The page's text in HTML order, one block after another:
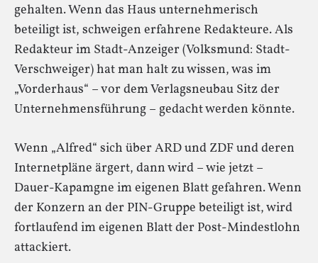
gehalten. Wenn das Haus unternehmerisch
beteiligt ist, schweigen erfahrene Redakteure. Als
Redakteur im Stadt-Anzeiger (Volksmund: Stadt-
Verschweiger) hat man halt zu wissen, was im
„Vorderhaus“ – vor dem Verlagsneubau Sitz der
Unternehmensführung – gedacht werden könnte.
Wenn „Alfred“ sich über ARD und ZDF und deren
Internetpläne ärgert, dann wird – wie jetzt –
Dauer-Kapamgne im eigenen Blatt gefahren. Wenn
der Konzern an der PIN-Gruppe beteiligt ist, wird
fortlaufend im eigenen Blatt der Post-Mindestlohn
attackiert.